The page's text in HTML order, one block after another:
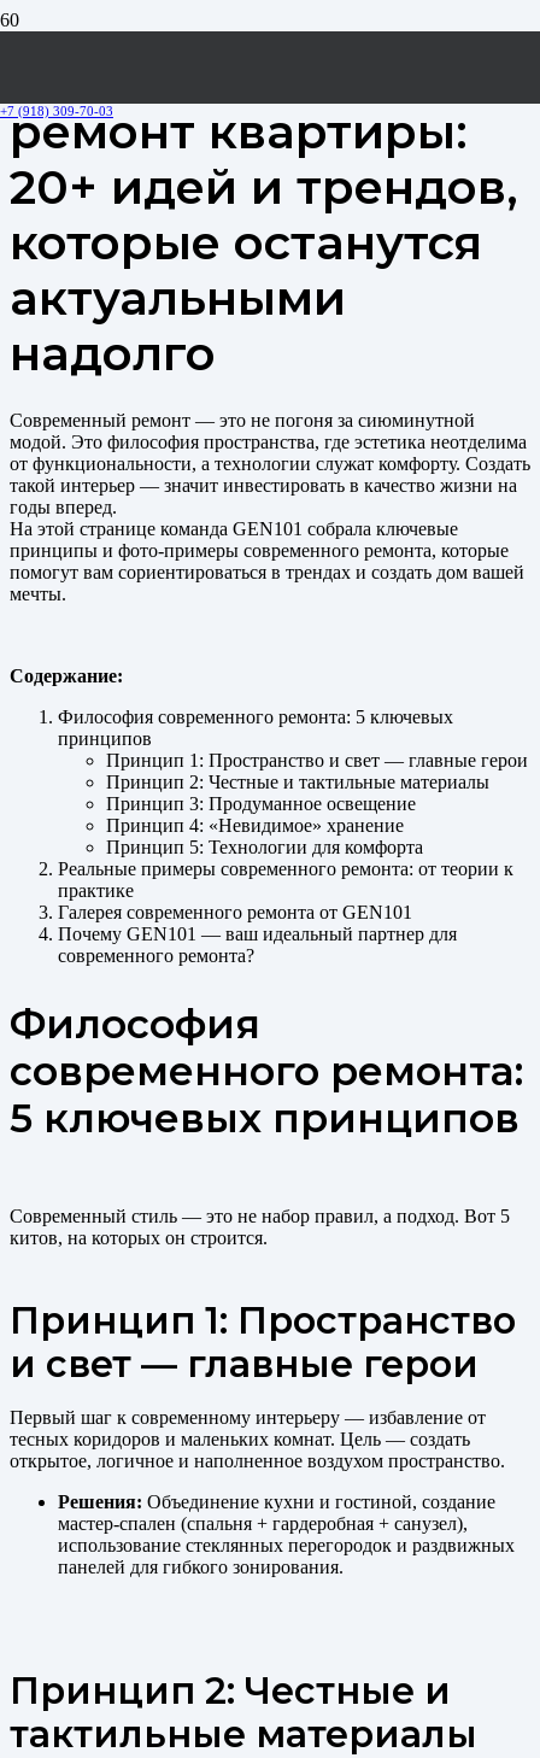
+7 (918) 309-70-03
ремонт квартиры:
20+ идей и трендов,
которые останутся
актуальными
надолго
Современный ремонт — это не погоня за сиюминутной
модой. Это философия пространства, где эстетика неотделима
от функциональности, а технологии служат комфорту. Создать
такой интерьер — значит инвестировать в качество жизни на
годы вперед.
На этой странице команда GEN101 собрала ключевые
принципы и фото-примеры современного ремонта, которые
помогут вам сориентироваться в трендах и создать дом вашей
мечты.
Содержание:
Философия современного ремонта: 5 ключевых
принципов
Принцип 1: Пространство и свет — главные герои
Принцип 2: Честные и тактильные материалы
Принцип 3: Продуманное освещение
Принцип 4: «Невидимое» хранение
Принцип 5: Технологии для комфорта
Реальные примеры современного ремонта: от теории к
практике
Галерея современного ремонта от GEN101
Почему GEN101 — ваш идеальный партнер для
современного ремонта?
Философия
современного ремонта:
5 ключевых принципов
Современный стиль — это не набор правил, а подход. Вот 5
китов, на которых он строится.
Принцип 1: Пространство
и свет — главные герои
Первый шаг к современному интерьеру — избавление от
тесных коридоров и маленьких комнат. Цель — создать
открытое, логичное и наполненное воздухом пространство.
Решения: Объединение кухни и гостиной, создание
мастер-спален (спальня + гардеробная + санузел),
использование стеклянных перегородок и раздвижных
панелей для гибкого зонирования.
Принцип 2: Честные и
тактильные материалы